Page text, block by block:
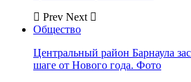
Prev Next
Общество
Центральный район Барнаула
шаге от Нового года. Фото